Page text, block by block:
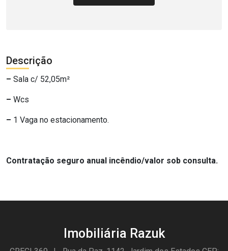
Descrição
– Sala c/ 52,05m²
– Wcs
– 1 Vaga no estacionamento.
Contratação seguro anual incêndio/valor sob consulta.
Imobiliária Razuk